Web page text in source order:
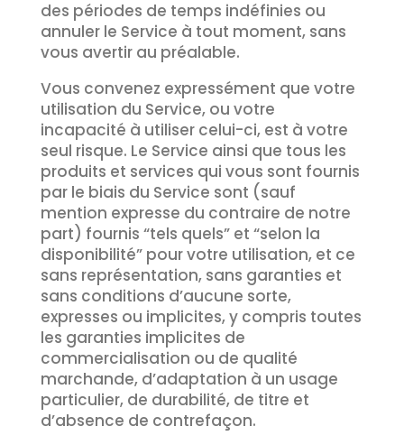
des périodes de temps indéfinies ou
annuler le Service à tout moment, sans
vous avertir au préalable.
Vous convenez expressément que votre
utilisation du Service, ou votre
incapacité à utiliser celui-ci, est à votre
seul risque. Le Service ainsi que tous les
produits et services qui vous sont fournis
par le biais du Service sont (sauf
mention expresse du contraire de notre
part) fournis “tels quels” et “selon la
disponibilité” pour votre utilisation, et ce
sans représentation, sans garanties et
sans conditions d’aucune sorte,
expresses ou implicites, y compris toutes
les garanties implicites de
commercialisation ou de qualité
marchande, d’adaptation à un usage
particulier, de durabilité, de titre et
d’absence de contrefaçon.